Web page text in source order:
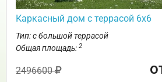
Каркасный дом с террасой 6х6
Тип: с большой террасой
Общая площадь: 2
2496600